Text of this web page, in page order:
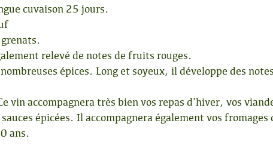
cuvaison 25 jours.
relevé de notes de fruits rouges.
épices. Long et soyeux, il développe des
vin accompagnera très bien vos repas d’hiver, vos
épicées. Il accompagnera également vos fromages
ans.